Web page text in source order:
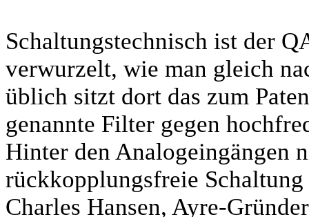
Schaltungstechnisch ist der
verwurzelt, wie man gleich
üblich sitzt dort das zum
genannte Filter gegen
Hinter den Analogeingängen
rückkopplungsfreie
Charles Hansen, Ayre-